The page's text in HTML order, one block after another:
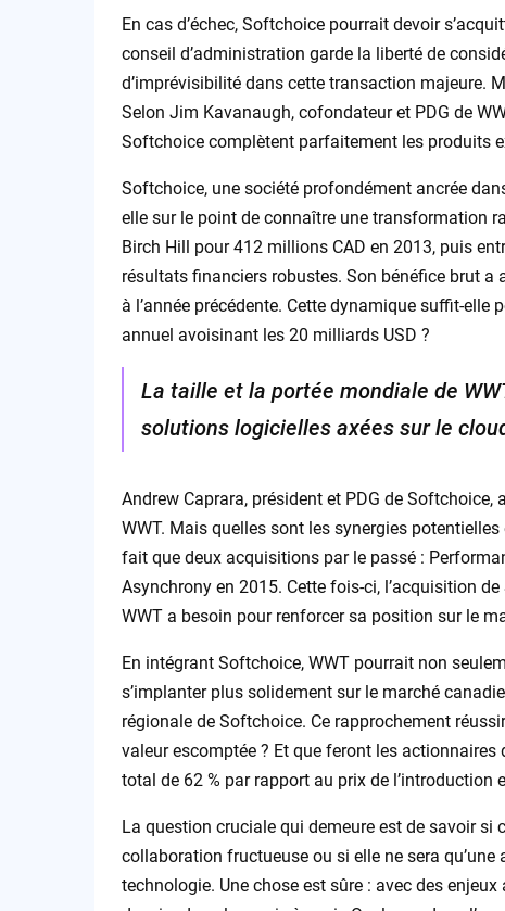
En cas d’échec, Softchoice pourrait devoir
conseil d’administration garde la liberté de
d’imprévisibilité dans cette transaction majeure.
Selon Jim Kavanaugh, cofondateur et PDG de
Softchoice complètent parfaitement les produits
Softchoice, une société profondément ancrée
elle sur le point de connaître une transformation
Birch Hill pour 412 millions CAD en 2013, puis
résultats financiers robustes. Son bénéfice brut
à l’année précédente. Cette dynamique suffit-elle
annuel avoisinant les 20 milliards USD ?
La taille et la portée mondiale de
solutions logicielles axées sur le
Andrew Caprara, président et PDG de
WWT. Mais quelles sont les synergies
fait que deux acquisitions par le passé :
Asynchrony en 2015. Cette fois-ci, l’acquisition
WWT a besoin pour renforcer sa position sur le
En intégrant Softchoice, WWT pourrait non
s’implanter plus solidement sur le marché
régionale de Softchoice. Ce rapprochement
valeur escomptée ? Et que feront les
total de 62 % par rapport au prix de l’introduction
La question cruciale qui demeure est de savoir si
collaboration fructueuse ou si elle ne sera
technologie. Une chose est sûre : avec des